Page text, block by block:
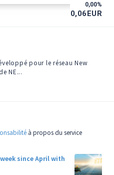
0,00%
0,06EUR
pour le réseau New
NE...
à propos du service
since April with